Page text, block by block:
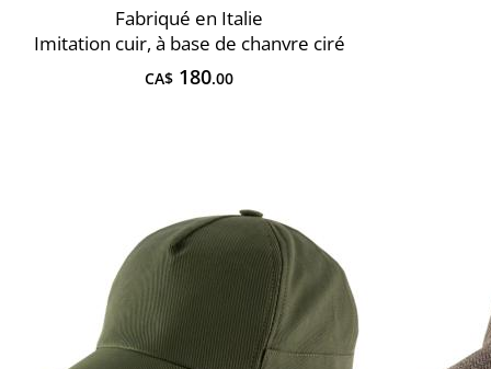
Fabriqué en Italie
Imitation cuir, à base de chanvre ciré
CA$ 180.00